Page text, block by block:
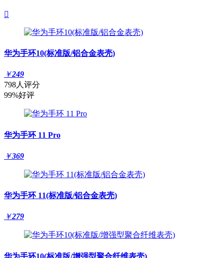

华为手环10(标准版/铝合金表壳)
￥249
798人评分
99%好评
华为手环 11 Pro
￥369
华为手环 11(标准版/铝合金表壳)
￥279
华为手环10(标准版/增强型聚合纤维表壳)